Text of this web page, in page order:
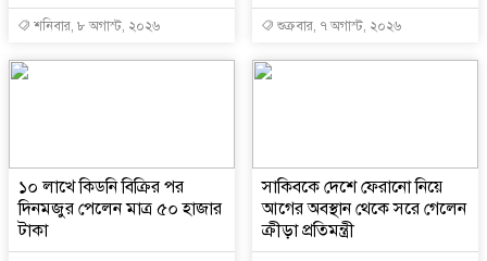
শনিবার, ৮ অগাস্ট, ২০২৬ শুক্রবার, ৭ অগাস্ট, ২০২৬
১০ লাখে কিডনি বিক্রির পর
দিনমজুর পেলেন মাত্র ৫০ হাজার
টাকা
সাকিবকে দেশে ফেরানো নিয়ে
আগের অবস্থান থেকে সরে গেলেন
ক্রীড়া প্রতিমন্ত্রী